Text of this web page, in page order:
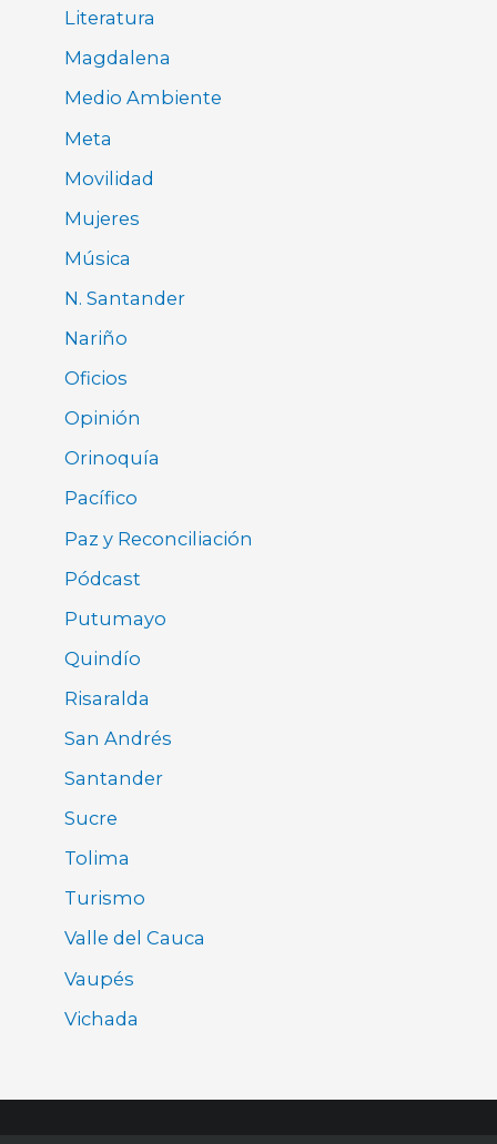
Literatura
Magdalena
Medio Ambiente
Meta
Movilidad
Mujeres
Música
N. Santander
Nariño
Oficios
Opinión
Orinoquía
Pacífico
Paz y Reconciliación
Pódcast
Putumayo
Quindío
Risaralda
San Andrés
Santander
Sucre
Tolima
Turismo
Valle del Cauca
Vaupés
Vichada